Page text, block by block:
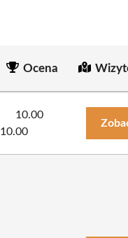
Ocena
10.00
10.00